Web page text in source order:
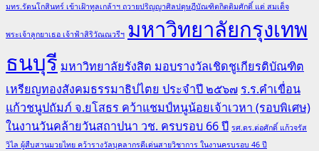
มทร.รัตนโกสินทร์ เข้าเฝ้าทูลเกล้าฯ ถวายปริญญาศิลปดุษฎีบัณฑิตกิตติมศักดิ์ แด่ สมเด็จ
พระเจ้าลูกยาเธอ เจ้าฟ้าสิริวัณณวรีฯ มหาวิทยาลัยกรุงเทพ
ธนบุรี มหาวิทยาลัยรังสิต มอบรางวัลเชิดชูเกียรติบัณฑิต
เหรียญทองสังคมธรรมาธิปไตย ประจำปี ๒๕๖๗ ร.ร.คำเขื่อน
แก้วชนูปถัมภ์ จ.ยโสธร คว้าแชมป์หนูน้อยเจ้าเวหา (รอบพิเศษ)
ในงานวันคล้ายวันสถาปนา วช. ครบรอบ 66 ปี รศ.ดร.ต่อศักดิ์ แก้วจรัส
วิไล ผู้สืบสานมวยไทย คว้ารางวัลบุคลากรดีเด่นสายวิชาการ ในงานครบรอบ 46 ปี